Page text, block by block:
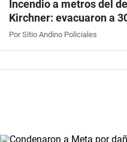
Incendio a metros del
Kirchner: evacuaron a
Por Sitio Andino Policiales